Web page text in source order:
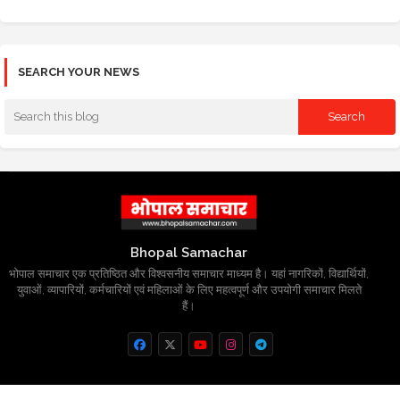
SEARCH YOUR NEWS
Bhopal Samachar
भोपाल समाचार एक प्रतिष्ठित और विश्वसनीय समाचार माध्यम है। यहां नागरिकों, विद्यार्थियों,
युवाओं, व्यापारियों, कर्मचारियों एवं महिलाओं के लिए महत्वपूर्ण और उपयोगी समाचार मिलते
हैं।